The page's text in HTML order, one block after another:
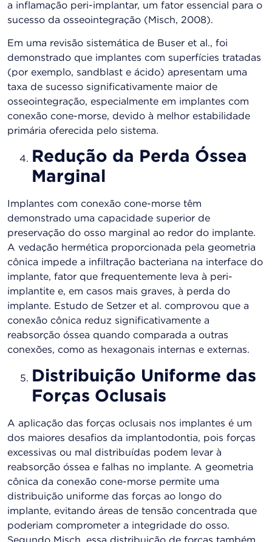
a inflamação peri-implantar, um fator essencial para o
sucesso da osseointegração (Misch, 2008)​.
Em uma revisão sistemática de Buser et al., foi
demonstrado que implantes com superfícies tratadas
(por exemplo, sandblast e ácido) apresentam uma
taxa de sucesso significativamente maior de
osseointegração, especialmente em implantes com
conexão cone-morse, devido à melhor estabilidade
primária oferecida pelo sistema​.
Redução da Perda Óssea
Marginal
Implantes com conexão cone-morse têm
demonstrado uma capacidade superior de
preservação do osso marginal ao redor do implante.
A vedação hermética proporcionada pela geometria
cônica impede a infiltração bacteriana na interface do
implante, fator que frequentemente leva à peri-
implantite e, em casos mais graves, à perda do
implante. Estudo de Setzer et al. comprovou que a
conexão cônica reduz significativamente a
reabsorção óssea quando comparada a outras
conexões, como as hexagonais internas e externas​.
Distribuição Uniforme das
Forças Oclusais
A aplicação das forças oclusais nos implantes é um
dos maiores desafios da implantodontia, pois forças
excessivas ou mal distribuídas podem levar à
reabsorção óssea e falhas no implante. A geometria
cônica da conexão cone-morse permite uma
distribuição uniforme das forças ao longo do
implante, evitando áreas de tensão concentrada que
poderiam comprometer a integridade do osso.